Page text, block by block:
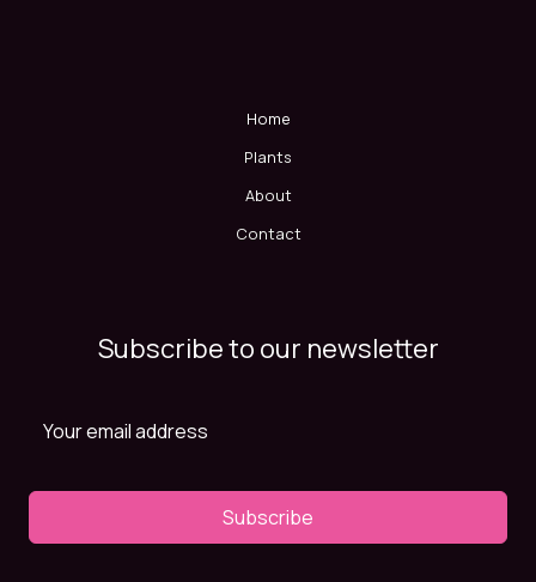
Home
Plants
About
Contact
Subscribe to our newsletter
Subscribe